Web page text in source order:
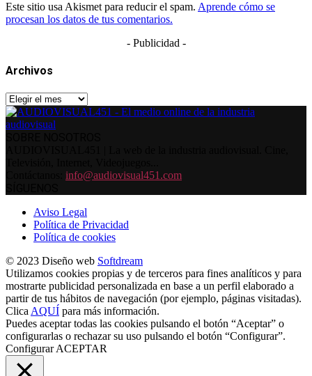
Este sitio usa Akismet para reducir el spam. Aprende cómo se
procesan los datos de tus comentarios.
- Publicidad -
Archivos
Archivos
info@audiovisual451.com
Aviso Legal
Política de Privacidad
Política de cookies
© 2023 Diseño web Softdream
Utilizamos cookies propias y de terceros para fines analíticos y para
mostrarte publicidad personalizada en base a un perfil elaborado a
partir de tus hábitos de navegación (por ejemplo, páginas visitadas).
Clica AQUÍ para más información.
Puedes aceptar todas las cookies pulsando el botón “Aceptar” o
configurarlas o rechazar su uso pulsando el botón “Configurar”.
Configurar ACEPTAR